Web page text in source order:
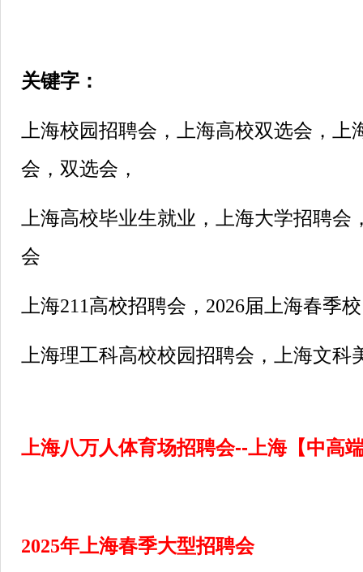
关键字：
上海校园招聘会，上海高校双选会，上
会，双选会，
上海高校毕业生就业，上海大学招聘会
会
上海211高校招聘会，2026届上海春季
上海理工科高校校园招聘会，上海文科
上海八万人体育场招聘会--上海【中高
2025年上海春季大型招聘会